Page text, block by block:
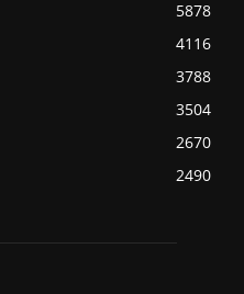
5878
4116
3788
3504
2670
2490